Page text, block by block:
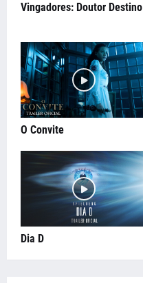
Vingadores: Doutor Destino
O Convite
Dia D